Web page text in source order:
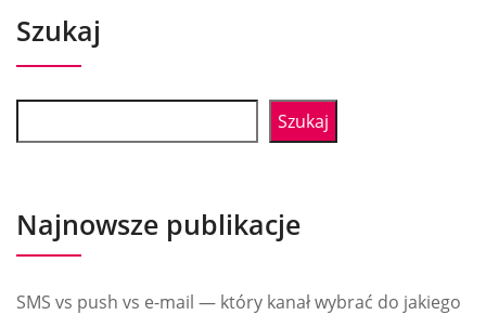
Szukaj
Szukaj
Najnowsze publikacje
SMS vs push vs e-mail — który kanał wybrać do jakiego